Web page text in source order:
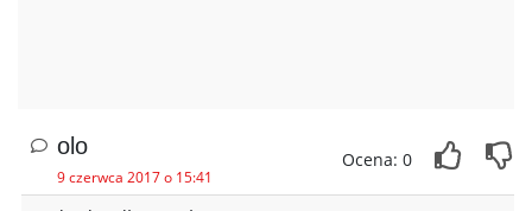
olo
9 czerwca 2017 o 15:41
Ocena: 0